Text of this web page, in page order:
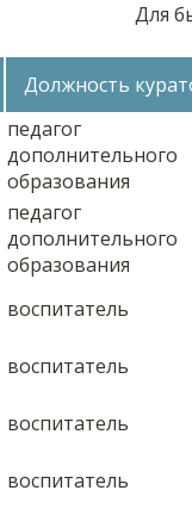
Для
Должность
педагог
дополнительного
образования
педагог
дополнительного
образования
воспитатель
воспитатель
воспитатель
воспитатель